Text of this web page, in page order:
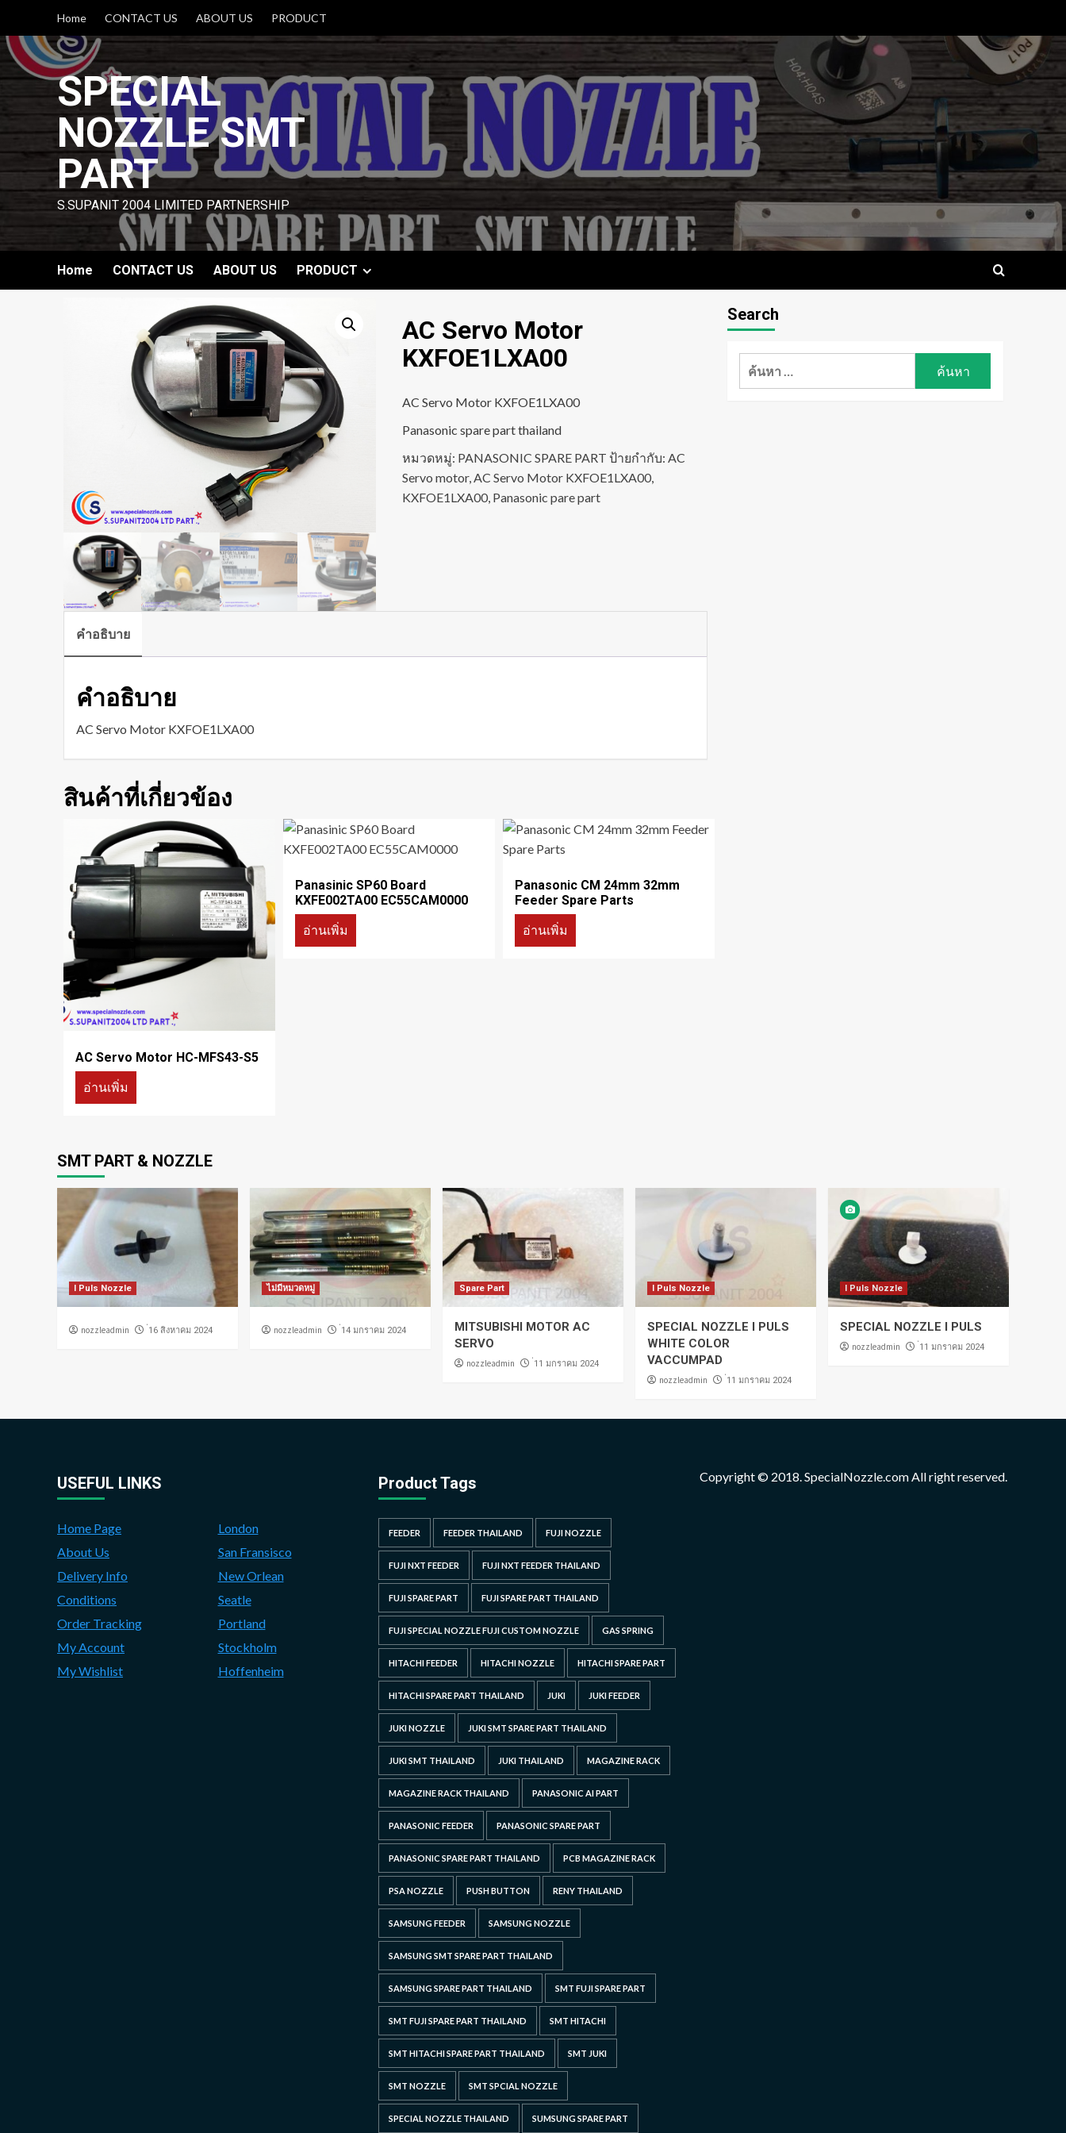
content
Home CONTACT US ABOUT US PRODUCT
SPECIAL
NOZZLE SMT
PART
S.SUPANIT 2004 LIMITED PARTNERSHIP
Home CONTACT US ABOUT US PRODUCT
AC Servo Motor
KXFOE1LXA00
AC Servo Motor KXFOE1LXA00
Panasonic spare part thailand
หมวดหมู่: PANASONIC SPARE PART ป้ายกำกับ: AC
Servo motor,AC Servo Motor KXFOE1LXA00,
KXFOE1LXA00, Panasonic pare part
คำอธิบาย
คำอธิบาย
AC Servo Motor KXFOE1LXA00
สินค้าที่เกี่ยวข้อง
AC Servo Motor HC-MFS43-S5
อ่านเพิ่ม
Panasinic SP60 Board
KXFE002TA00 EC55CAM0000
อ่านเพิ่ม
Panasonic CM 24mm 32mm
Feeder Spare Parts
อ่านเพิ่ม
Search
ค้นหา
SMT PART & NOZZLE
I Puls Nozzle
nozzleadmin ่16 สิงหาคม 2024
ไม่มีหมวดหมู่
nozzleadmin ่14 มกราคม 2024
Spare Part
MITSUBISHI MOTOR AC
SERVO
nozzleadmin ่11 มกราคม 2024
I Puls Nozzle
SPECIAL NOZZLE I PULS
WHITE COLOR
VACCUMPAD
nozzleadmin ่11 มกราคม 2024
I Puls Nozzle
SPECIAL NOZZLE I PULS
nozzleadmin ่11 มกราคม 2024
USEFUL LINKS
Home Page
About Us
Delivery Info
Conditions
Order Tracking
My Account
My Wishlist
London
San Fransisco
New Orlean
Seatle
Portland
Stockholm
Hoffenheim
Product Tags
FEEDER FEEDER THAILAND FUJI NOZZLE
FUJI NXT FEEDER FUJI NXT FEEDER THAILAND
FUJI SPARE PART FUJI SPARE PART THAILAND
FUJI SPECIAL NOZZLE FUJI CUSTOM NOZZLE GAS SPRING
HITACHI FEEDER HITACHI NOZZLE HITACHI SPARE PART
HITACHI SPARE PART THAILAND JUKI JUKI FEEDER
JUKI NOZZLE JUKI SMT SPARE PART THAILAND
JUKI SMT THAILAND JUKI THAILAND MAGAZINE RACK
MAGAZINE RACK THAILAND PANASONIC AI PART
PANASONIC FEEDER PANASONIC SPARE PART
PANASONIC SPARE PART THAILAND PCB MAGAZINE RACK
PSA NOZZLE PUSH BUTTON RENY THAILAND
SAMSUNG FEEDER SAMSUNG NOZZLE
SAMSUNG SMT SPARE PART THAILAND
SAMSUNG SPARE PART THAILAND SMT FUJI SPARE PART
SMT FUJI SPARE PART THAILAND SMT HITACHI
SMT HITACHI SPARE PART THAILAND SMT JUKI
SMT NOZZLE SMT SPCIAL NOZZLE
SPECIAL NOZZLE THAILAND SUMSUNG SPARE PART
Copyright © 2018. SpecialNozzle.com All right reserved.